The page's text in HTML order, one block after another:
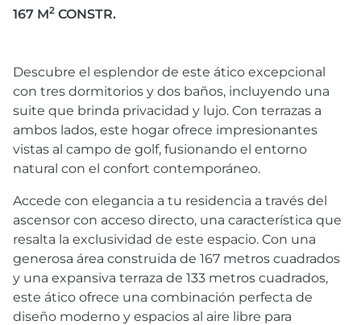
167 M2 CONSTR.
Descubre el esplendor de este ático excepcional
con tres dormitorios y dos baños, incluyendo una
suite que brinda privacidad y lujo. Con terrazas a
ambos lados, este hogar ofrece impresionantes
vistas al campo de golf, fusionando el entorno
natural con el confort contemporáneo.
Accede con elegancia a tu residencia a través del
ascensor con acceso directo, una característica que
resalta la exclusividad de este espacio. Con una
generosa área construida de 167 metros cuadrados
y una expansiva terraza de 133 metros cuadrados,
este ático ofrece una combinación perfecta de
diseño moderno y espacios al aire libre para